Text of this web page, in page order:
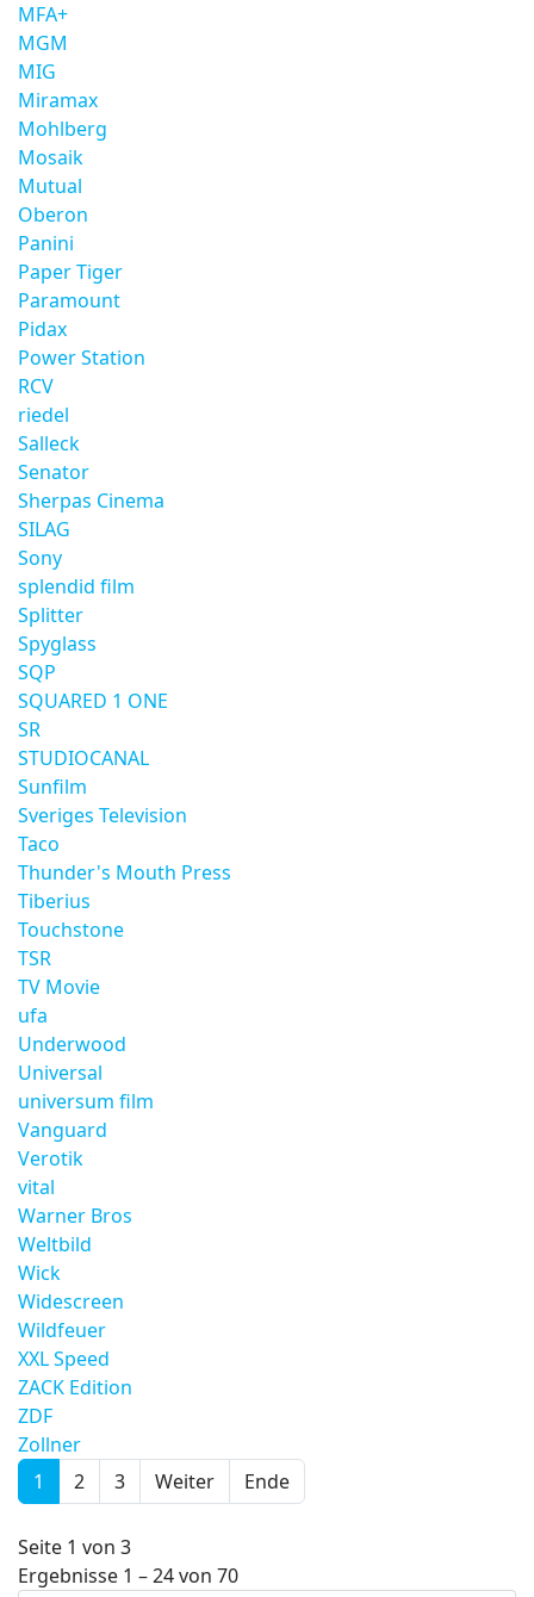
MFA+
MGM
MIG
Miramax
Mohlberg
Mosaik
Mutual
Oberon
Panini
Paper Tiger
Paramount
Pidax
Power Station
RCV
riedel
Salleck
Senator
Sherpas Cinema
SILAG
Sony
splendid film
Splitter
Spyglass
SQP
SQUARED 1 ONE
SR
STUDIOCANAL
Sunfilm
Sveriges Television
Taco
Thunder's Mouth Press
Tiberius
Touchstone
TSR
TV Movie
ufa
Underwood
Universal
universum film
Vanguard
Verotik
vital
Warner Bros
Weltbild
Wick
Widescreen
Wildfeuer
XXL Speed
ZACK Edition
ZDF
Zollner
1
2 3 Weiter Ende
Seite 1 von 3
Ergebnisse 1 – 24 von 70